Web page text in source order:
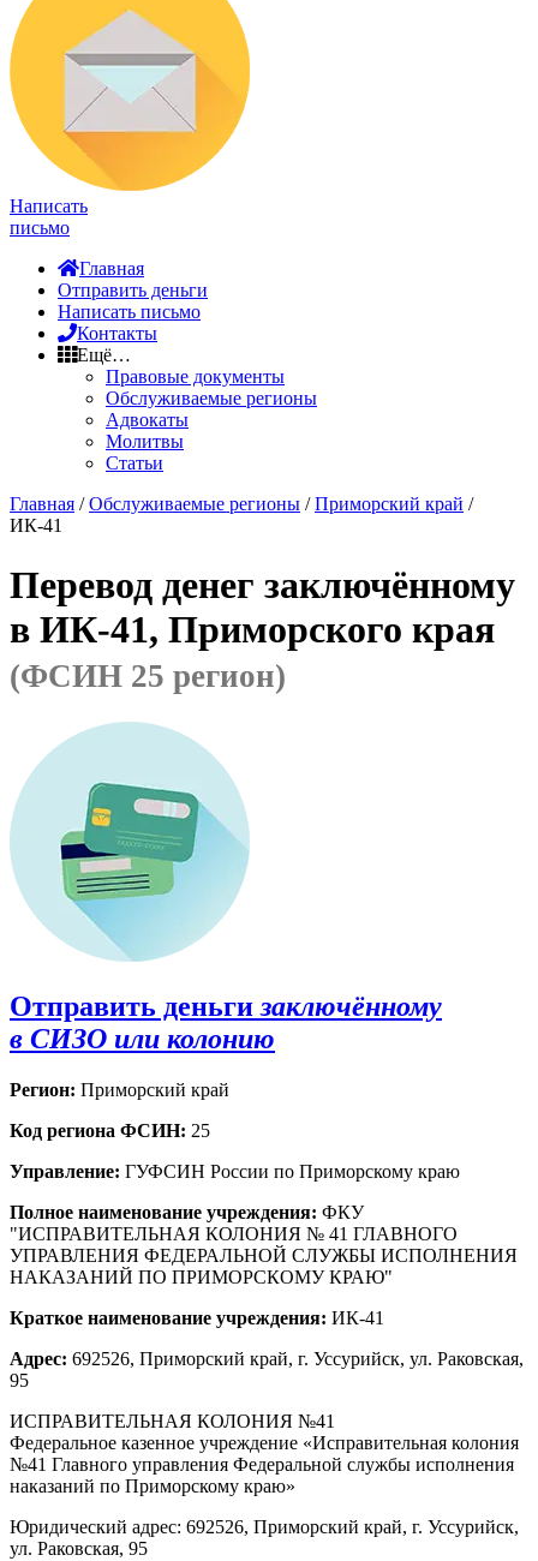
Написать
письмо
Главная
Отправить деньги
Написать письмо
Контакты
Ещё…
Правовые документы
Обслуживаемые регионы
Адвокаты
Молитвы
Статьи
Главная /Обслуживаемые регионы /Приморский край /
ИК-41
Перевод денег заключённому
в ИК-41, Приморского края
(ФСИН 25 регион)
Отправить деньги заключённому
в СИЗО или колонию
Регион: Приморский край
Код региона ФСИН: 25
Управление: ГУФСИН России по Приморскому краю
Полное наименование учреждения: ФКУ
"ИСПРАВИТЕЛЬНАЯ КОЛОНИЯ № 41 ГЛАВНОГО
УПРАВЛЕНИЯ ФЕДЕРАЛЬНОЙ СЛУЖБЫ ИСПОЛНЕНИЯ
НАКАЗАНИЙ ПО ПРИМОРСКОМУ КРАЮ"
Краткое наименование учреждения: ИК-41
Адрес: 692526, Приморский край, г. Уссурийск, ул. Раковская,
95
ИСПРАВИТЕЛЬНАЯ КОЛОНИЯ №41
Федеральное казенное учреждение «Исправительная колония
№41 Главного управления Федеральной службы исполнения
наказаний по Приморскому краю»
Юридический адрес: 692526, Приморский край, г. Уссурийск,
ул. Раковская, 95